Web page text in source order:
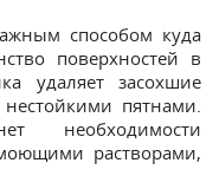
способом куда
поверхностей в
удаляет засохшие
пятнами.
необходимости
растворами,